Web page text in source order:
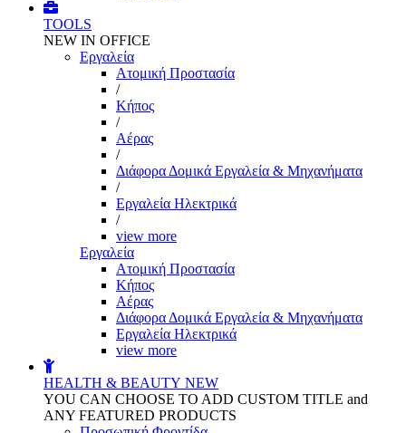
TOOLS
NEW IN OFFICE
Εργαλεία
Aτομική Προστασία
/
Kήπος
/
Αέρας
/
Διάφορα Δομικά Εργαλεία & Μηχανήματα
/
Εργαλεία Ηλεκτρικά
/
view more
Εργαλεία
Aτομική Προστασία
Kήπος
Αέρας
Διάφορα Δομικά Εργαλεία & Μηχανήματα
Εργαλεία Ηλεκτρικά
view more
HEALTH & BEAUTY NEW
YOU CAN CHOOSE TO ADD CUSTOM TITLE and
ANY FEATURED PRODUCTS